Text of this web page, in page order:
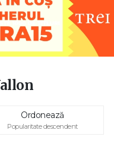
Ordonează
Popularitate descendent